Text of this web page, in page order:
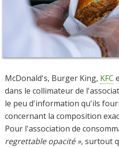
McDonald's, Burger King, KFC
dans le collimateur de
le peu d'information qu'ils
concernant la composition
Pour l'association de
regrettable opacité », surtout